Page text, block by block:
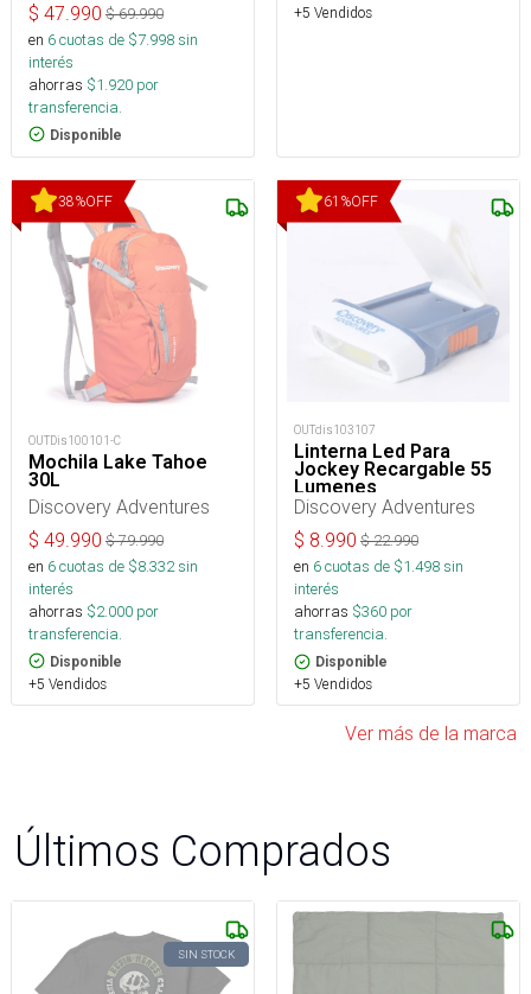
$ 47.990 $69.990
en 6cuotas de $7.998sin
interés
ahorras $1.920 por
transferencia.
Disponible
+5 Vendidos
38%OFF
OUTDis100101-C
Mochila Lake Tahoe
30L
Discovery Adventures
$ 49.990 $79.990
en 6cuotas de $8.332sin
interés
ahorras $2.000 por
transferencia.
Disponible
+5 Vendidos
61 %OFF
OUTdis103107
Linterna Led Para
Jockey Recargable 55
Lumenes
Discovery Adventures
$ 8.990 $22.990
en 6cuotas de $1.498sin
interés
ahorras $360 por
transferencia.
Disponible
+5 Vendidos
Ver más de la marca
Últimos Comprados
SIN STOCK